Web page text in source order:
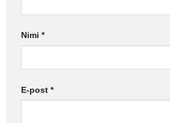
Nimi *
E-post *